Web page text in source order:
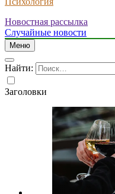
Новостная рассылка
Случайные новости
Меню
Найти:
Заголовки